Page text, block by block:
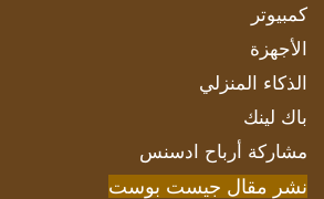
كمبيوتر
الأجهزة
الذكاء المنزلي
باك لينك
مشاركة أرباح ادسنس
نشر مقال جيست بوست